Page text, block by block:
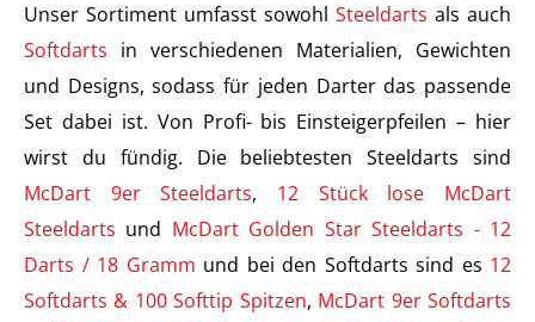
Unser Sortiment umfasst sowohl Steeldarts als auch
Softdarts in verschiedenen Materialien, Gewichten
und Designs, sodass für jeden Darter das passende
Set dabei ist. Von Profi- bis Einsteigerpfeilen – hier
wirst du fündig. Die beliebtesten Steeldarts sind
McDart 9er Steeldarts, 12 Stück lose McDart
Steeldarts und McDart Golden Star Steeldarts - 12
Darts / 18 Gramm und bei den Softdarts sind es 12
Softdarts & 100 Softtip Spitzen, McDart 9er Softdarts